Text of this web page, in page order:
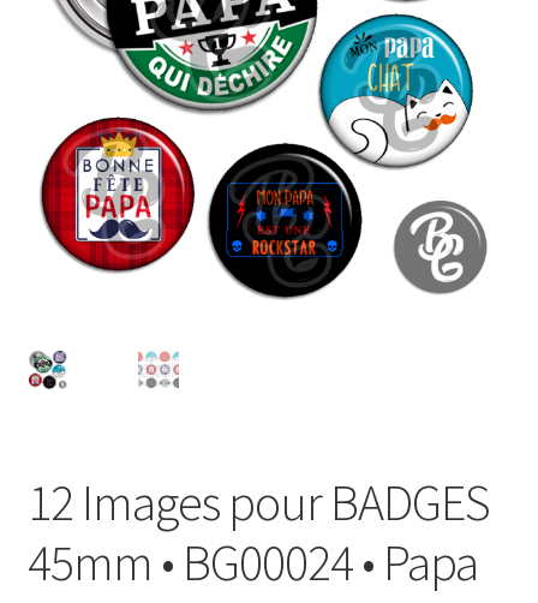
Acheter ma Machine à Badge
CODES PROMOS
Conditions Générales de Vente
Mon compte
Politique de Confidentialité
12 Images pour BADGES
45mm • BG00024 • Papa